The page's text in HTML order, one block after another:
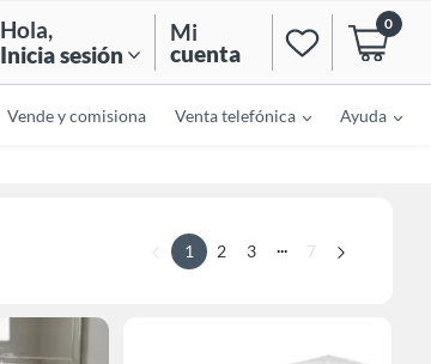
Hola,
Inicia sesión
Mi
cuenta
0
Vende y comisiona Venta telefónica Ayuda
1 2 3 ... 7